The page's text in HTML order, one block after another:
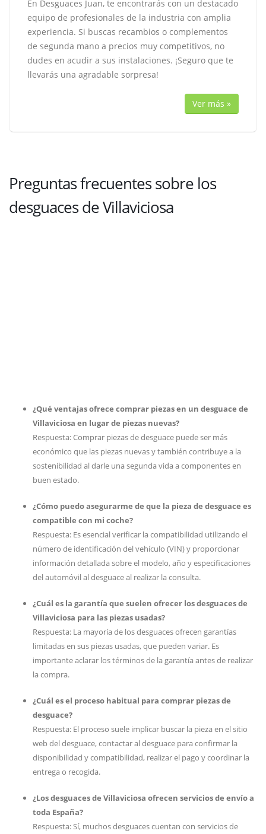
En Desguaces Juan, te encontrarás con un destacado
equipo de profesionales de la industria con amplia
experiencia. Si buscas recambios o complementos
de segunda mano a precios muy competitivos, no
dudes en acudir a sus instalaciones. ¡Seguro que te
llevarás una agradable sorpresa!
Ver más »
Preguntas frecuentes sobre los
desguaces de Villaviciosa
¿Qué ventajas ofrece comprar piezas en un desguace de
Villaviciosa en lugar de piezas nuevas?
Respuesta: Comprar piezas de desguace puede ser más
económico que las piezas nuevas y también contribuye a la
sostenibilidad al darle una segunda vida a componentes en
buen estado.
¿Cómo puedo asegurarme de que la pieza de desguace es
compatible con mi coche?
Respuesta: Es esencial verificar la compatibilidad utilizando el
número de identificación del vehículo (VIN) y proporcionar
información detallada sobre el modelo, año y especificaciones
del automóvil al desguace al realizar la consulta.
¿Cuál es la garantía que suelen ofrecer los desguaces de
Villaviciosa para las piezas usadas?
Respuesta: La mayoría de los desguaces ofrecen garantías
limitadas en sus piezas usadas, que pueden variar. Es
importante aclarar los términos de la garantía antes de realizar
la compra.
¿Cuál es el proceso habitual para comprar piezas de
desguace?
Respuesta: El proceso suele implicar buscar la pieza en el sitio
web del desguace, contactar al desguace para confirmar la
disponibilidad y compatibilidad, realizar el pago y coordinar la
entrega o recogida.
¿Los desguaces de Villaviciosa ofrecen servicios de envío a
toda España?
Respuesta: Sí, muchos desguaces cuentan con servicios de